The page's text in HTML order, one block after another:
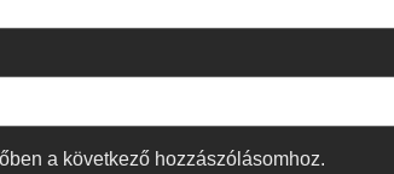
a következő hozzászólásomhoz.